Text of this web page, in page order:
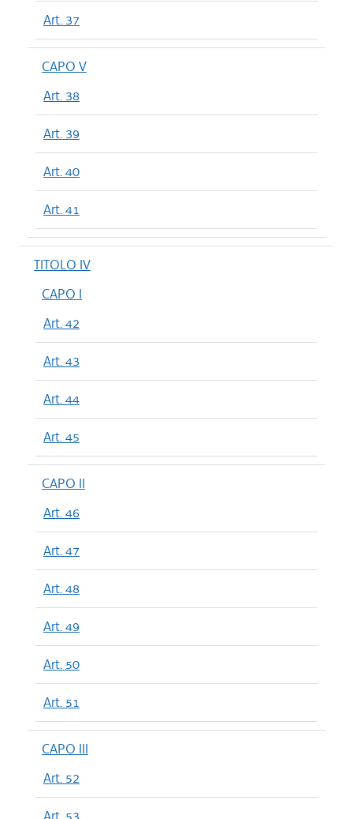
Art. 37
CAPO V
Art. 38
Art. 39
Art. 40
Art. 41
TITOLO IV
CAPO I
Art. 42
Art. 43
Art. 44
Art. 45
CAPO II
Art. 46
Art. 47
Art. 48
Art. 49
Art. 50
Art. 51
CAPO III
Art. 52